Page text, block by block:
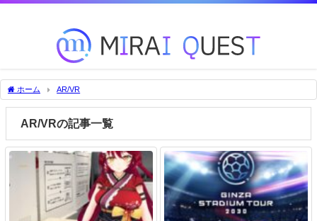
ホーム AR/VR
AR/VRの記事一覧